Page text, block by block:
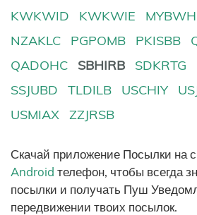
KWKWID
KWKWIE
NZAKLC
PGPOMB PKISBB
QADOHC
SBHIRB SDKRTG
SSJUBD
TLDILB USCHIY
USMIAX
ZZJRSB
Скачай приложение Посылки на
Android телефон, чтобы всегда
посылки и получать Пуш
передвижении твоих посылок.